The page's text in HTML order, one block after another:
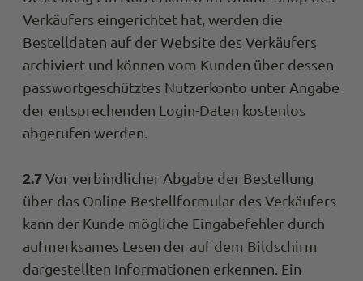
Verkäufers eingerichtet hat, werden die
Bestelldaten auf der Website des Verkäufers
archiviert und können vom Kunden über dessen
passwortgeschütztes Nutzerkonto unter Angabe
der entsprechenden Login-Daten kostenlos
abgerufen werden.
2.7Vor verbindlicher Abgabe der Bestellung
über das Online-Bestellformular des Verkäufers
kann der Kunde mögliche Eingabefehler durch
aufmerksames Lesen der auf dem Bildschirm
dargestellten Informationen erkennen. Ein